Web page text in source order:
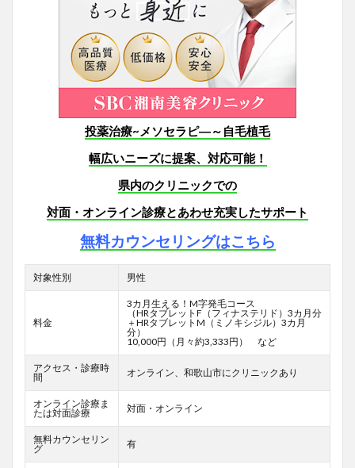
投薬治療~メソセラピ―～自毛植毛
幅広いニーズに提案、対応可能！
県内のクリニックでの
対面・オンライン診療とあわせ充実したサポート
無料カウンセリングはこちら
対象性別 男性
料金
3カ月生える！M字発毛コース
（HRタブレットF （フィナステリド）3カ月分
＋HRタブレットM（ミノキシジル）3カ月
分）
10,000円（月々約3,333円） など
アクセス・診療時
間
オンライン、和歌山市にクリニックあり
オンライン診療ま
たは対面診療
対面・オンライン
無料カウンセリン
グ
有